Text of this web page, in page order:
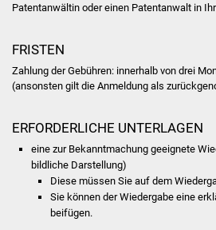
ÖPNV
Kultur &
Patentanwältin oder einen Patentanwalt in
FRISTEN
Zahlung der Gebühren: innerhalb von drei
(ansonsten gilt die Anmeldung als
ERFORDERLICHE UNTERLAGEN
eine zur Bekanntmachung geeignete
bildliche Darstellung)
Diese müssen Sie auf dem
Sie können der Wiedergabe eine
beifügen.